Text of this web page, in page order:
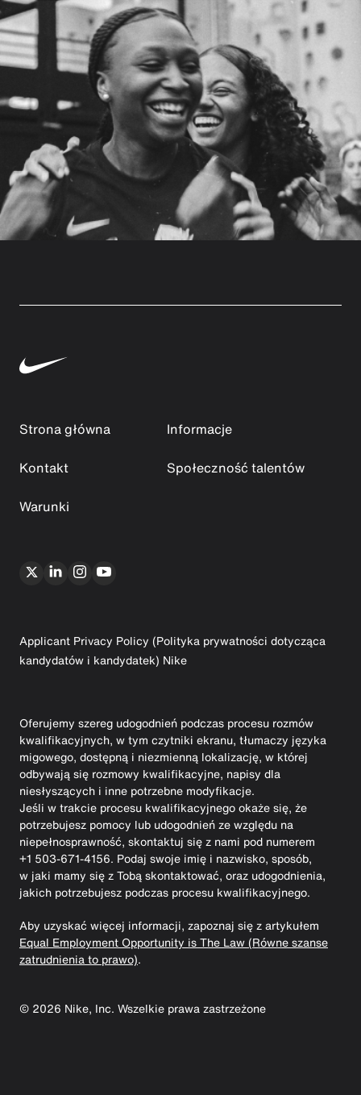
Strona główna
Informacje
Kontakt
Społeczność talentów
Warunki
Applicant Privacy Policy (Polityka prywatności dotycząca
kandydatów i kandydatek) Nike
Oferujemy szereg udogodnień podczas procesu rozmów
kwalifikacyjnych, w tym czytniki ekranu, tłumaczy języka
migowego, dostępną i niezmienną lokalizację, w której
odbywają się rozmowy kwalifikacyjne, napisy dla
niesłyszących i inne potrzebne modyfikacje.
Jeśli w trakcie procesu kwalifikacyjnego okaże się, że
potrzebujesz pomocy lub udogodnień ze względu na
niepełnosprawność, skontaktuj się z nami pod numerem
+1 503-671-4156. Podaj swoje imię i nazwisko, sposób,
w jaki mamy się z Tobą skontaktować, oraz udogodnienia,
jakich potrzebujesz podczas procesu kwalifikacyjnego.
Aby uzyskać więcej informacji, zapoznaj się z artykułem
Equal Employment Opportunity is The Law (Równe szanse
zatrudnienia to prawo).
© 2026 Nike, Inc. Wszelkie prawa zastrzeżone